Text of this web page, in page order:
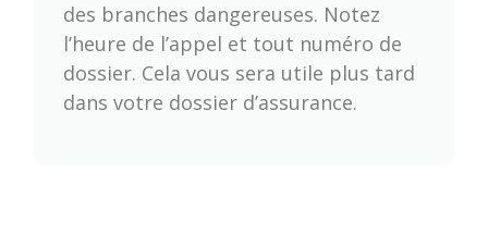
des branches dangereuses. Notez
l’heure de l’appel et tout numéro de
dossier. Cela vous sera utile plus tard
dans votre dossier d’assurance.